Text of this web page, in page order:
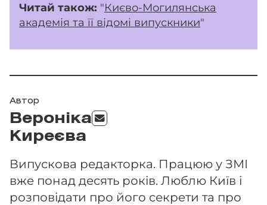
Читай також: "Києво-Могилянська
академія та її відомі випускники"
Автор
Вероніка
Киреєва
Випускова редакторка. Працюю у ЗМІ
вже понад десять років. Люблю Київ і
розповідати про його секрети та про